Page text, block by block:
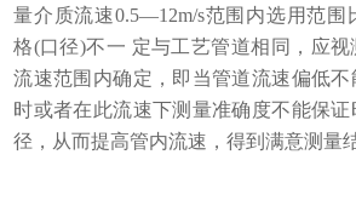
量介质流速0.5—12m/s范围内选用范围
格(口径)不一 定与工艺管道相同，应
流速范围内确定，即当管道流速偏低
时或者在此流速下测量准确度不能保
径，从而提高管内流速，得到满意测量